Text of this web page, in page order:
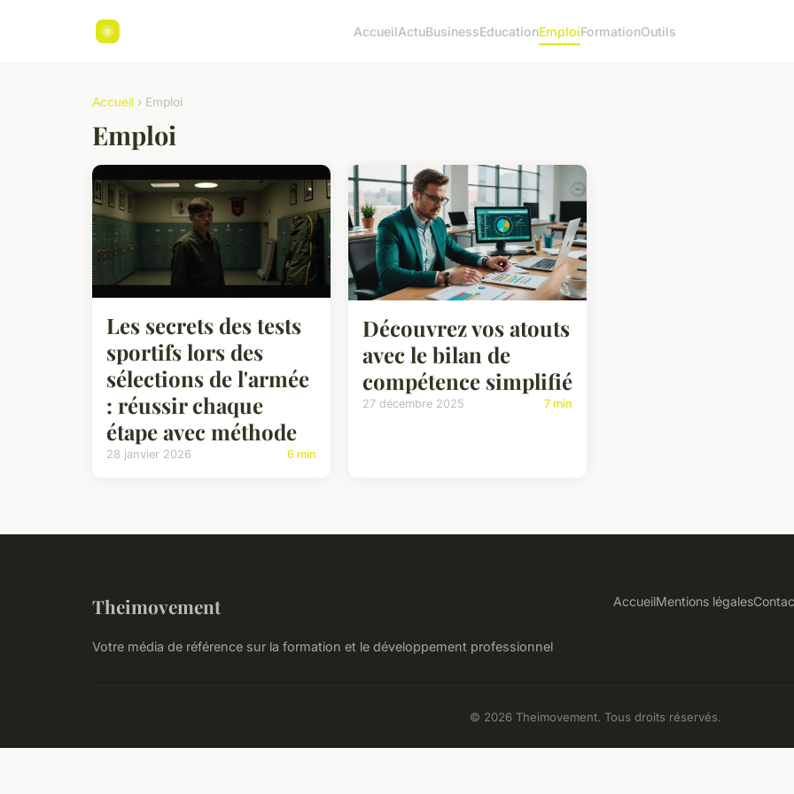
AccueilActuBusinessEducationEmploiFormationOutils
Accueil › Emploi
Emploi
Les secrets des tests
sportifs lors des
sélections de l'armée
: réussir chaque
étape avec méthode
28 janvier 2026 6 min
Découvrez vos atouts
avec le bilan de
compétence simplifié
27 décembre 2025 7 min
Theimovement
Votre média de référence sur la formation et le développement professionnel
AccueilMentions légales
© 2026 Theimovement. Tous droits réservés.